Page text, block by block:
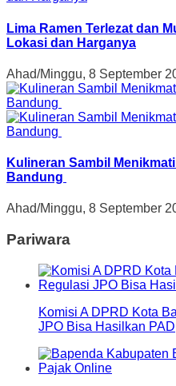
Lima Ramen Terlezat dan
Lokasi dan Harganya
Ahad/Minggu, 8 September
Kulineran Sambil
Bandung
Ahad/Minggu, 8 September
Pariwara
Komisi A DPRD Kota
JPO Bisa Hasilkan PAD